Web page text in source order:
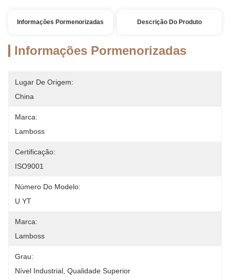
Informações Pormenorizadas Descrição Do Produto
Informações Pormenorizadas
Lugar De Origem:
China
Marca:
Lamboss
Certificação:
ISO9001
Número Do Modelo:
U YT
Marca:
Lamboss
Grau:
Nível Industrial, Qualidade Superior